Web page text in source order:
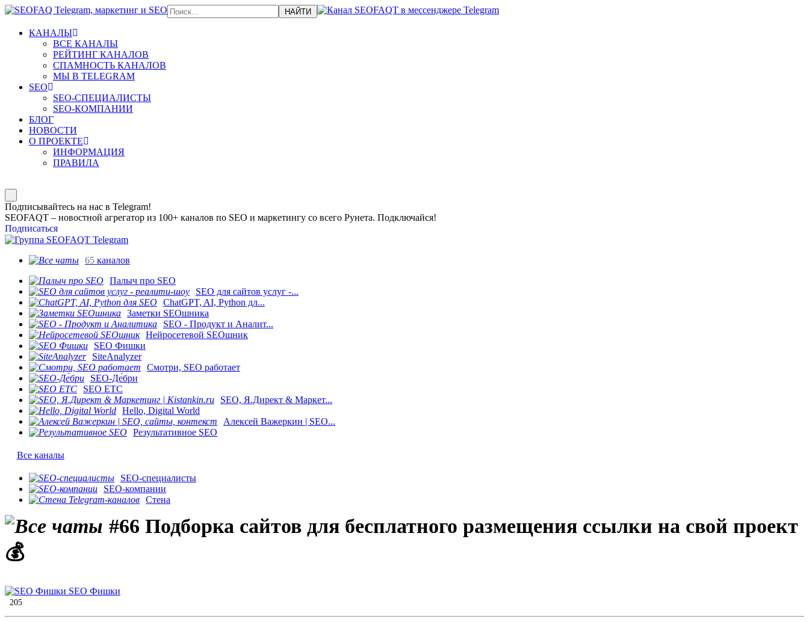
КАНАЛЫ
ВСЕ КАНАЛЫ
РЕЙТИНГ КАНАЛОВ
СПАМНОСТЬ КАНАЛОВ
МЫ В TELEGRAM
SEO
SEO-СПЕЦИАЛИСТЫ
SEO-КОМПАНИИ
БЛОГ
НОВОСТИ
О ПРОЕКТЕ
ИНФОРМАЦИЯ
ПРАВИЛА
Подписывайтесь на нас в Telegram!
SEOFAQT – новостной агрегатор из 100+ каналов по SEO и маркетингу со всего Рунета. Подключайся!
Подписаться
65 каналов
Палыч про SEO
SEO для сайтов услуг -...
ChatGPT, AI, Python дл...
Заметки SEOшника
SEO - Продукт и Аналит...
Нейросетевой SEOшник
SEO Фишки
SiteAnalyzer
Смотри, SEO работает
SEO-Де́бри
SEO ETC
SEO, Я.Директ & Маркет...
Hello, Digital World
Алексей Важеркин | SEO...
Результативное SEO
Все каналы
SEO-специалисты
SEO-компании
Стена
#66 Подборка сайтов для бесплатного размещения ссылки на свой проект
💰
SEO Фишки
205